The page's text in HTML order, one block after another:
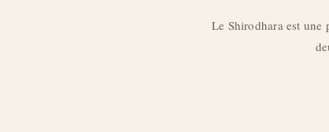
Le Shirodhara est